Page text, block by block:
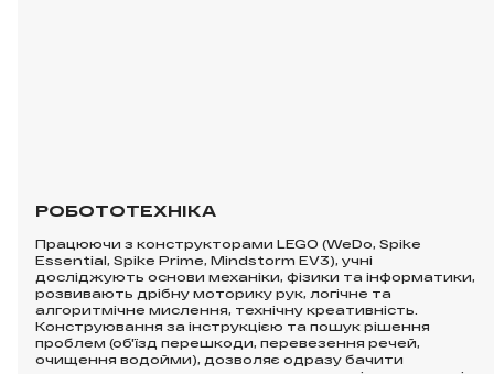
РОБОТОТЕХНІКА
Працюючи з конструкторами LEGO (WeDo, Spike
Essential, Spike Prime, Mindstorm EV3), учні
досліджують основи механіки, фізики та інформатики,
розвивають дрібну моторику рук, логічне та
алгоритмічне мислення, технічну креативність.
Конструювання за інструкцією та пошук рішення
проблем (об'їзд перешкоди, перевезення речей,
очищення водойми), дозволяє одразу бачити